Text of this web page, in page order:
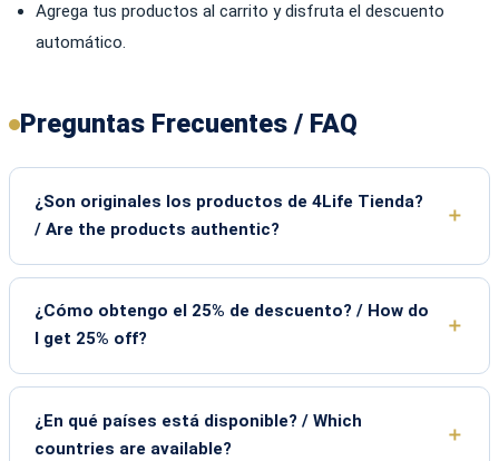
Agrega tus productos al carrito y disfruta el descuento
automático.
Preguntas Frecuentes / FAQ
¿Son originales los productos de 4Life Tienda?
/ Are the products authentic?
¿Cómo obtengo el 25% de descuento? / How do
I get 25% off?
¿En qué países está disponible? / Which
countries are available?